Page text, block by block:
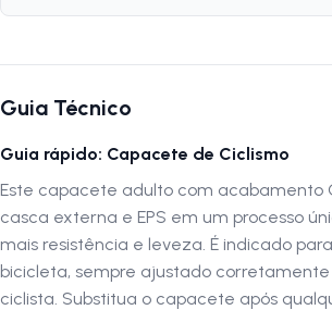
Cor:Grafite e Laranja
Tecnologia: Out-Mold— casco duplo de alta
de impacto
Composição:Polímero termoplástico e
Ventilação:Entradas e saídas de ar
para máxima refrigeração
Forro:
Removível e lavável, fixado com velcro
Guia Técnico
Guia rápido: Capacete de Ciclismo
Este capacete adulto com acabamento
casca externa e EPS em um processo
mais resistência e leveza. É indicado
bicicleta, sempre ajustado
ciclista. Substitua o capacete após